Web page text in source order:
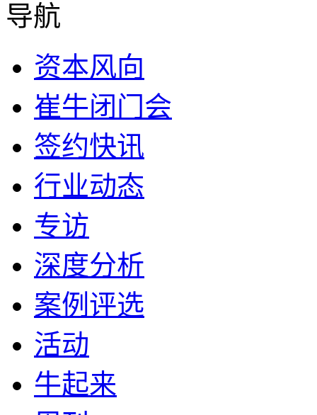
导航
资本风向
崔牛闭门会
签约快讯
行业动态
专访
深度分析
案例评选
活动
牛起来